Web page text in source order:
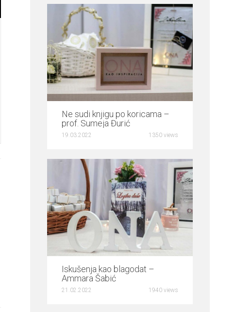
0
Ne sudi knjigu po koricama –
prof. Sumeja Đurić
19.03.2022 1350 views
Iskušenja kao blagodat –
Ammara Šabić
21.02.2022 1940 views